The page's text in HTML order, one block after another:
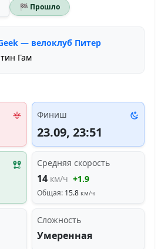
🏁 Прошло
— велоклуб Питер
Гам
Финиш
23.09, 23:51
Средняя скорость
14 км/ч +1.9
Общая: 15.8 км/ч
Сложность
Умеренная